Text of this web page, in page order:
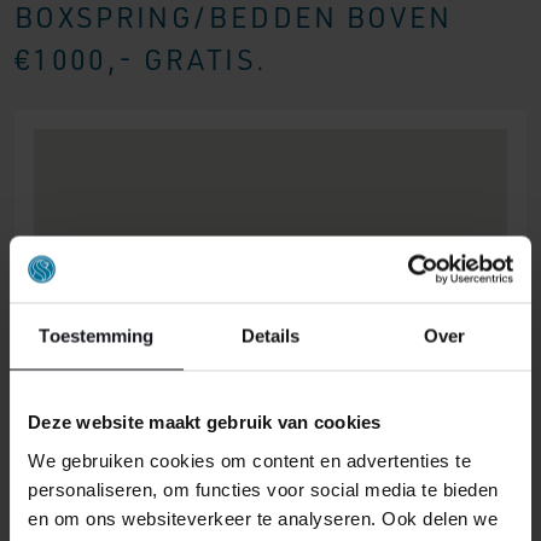
Toestemming Details Over
Deze website maakt gebruik van cookies
We gebruiken cookies om content en advertenties te
personaliseren, om functies voor social media te bieden
en om ons websiteverkeer te analyseren. Ook delen we
Kijk voor alle specificaties in het overzicht hiernaast.
vrijblijvend contact met ons op, of kom lang in één van
BOXSPRING/BEDDEN BOVEN
€1000,- GRATIS.